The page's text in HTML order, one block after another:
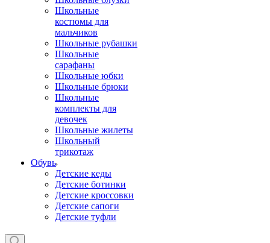
Школьные
костюмы для
мальчиков
Школьные рубашки
Школьные
сарафаны
Школьные юбки
Школьные брюки
Школьные
комплекты для
девочек
Школьные жилеты
Школьный
трикотаж
Обувь
Детские кеды
Детские ботинки
Детские кроссовки
Детские сапоги
Детские туфли